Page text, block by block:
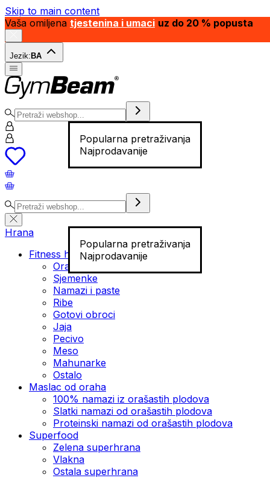
Skip to main content
Vaša omiljena tjestenina i umaci uz do 20 % popusta
Jezik: BA
Popularna pretraživanja
Najprodavanije
Popularna pretraživanja
Najprodavanije
Hrana
Fitness hrana
Orašasti plodovi
Sjemenke
Namazi i paste
Ribe
Gotovi obroci
Jaja
Pecivo
Meso
Mahunarke
Ostalo
Maslac od oraha
100% namazi iz orašastih plodova
Slatki namazi od orašastih plodova
Proteinski namazi od orašastih plodova
Superfood
Zelena superhrana
Vlakna
Ostala superhrana